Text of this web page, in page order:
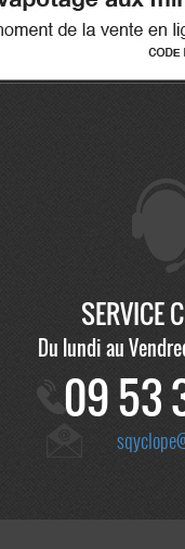
SERVICE
Du lundi au
09 53